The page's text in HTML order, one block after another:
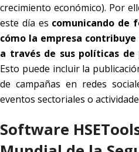
crecimiento económico). Por
este día es comunicando de
cómo la empresa
a través de sus políticas
Esto puede incluir la
de campañas en redes
eventos sectoriales o
Software